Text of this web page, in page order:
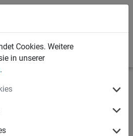
Cookies. Weitere
in unserer
.
für 3 Bälle